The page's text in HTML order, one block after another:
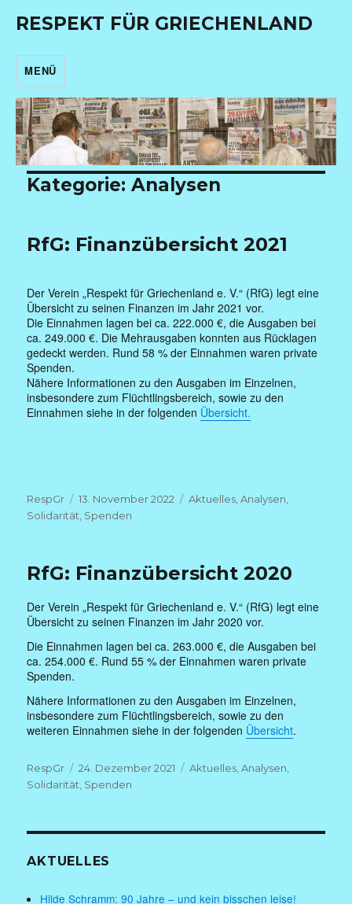
RESPEKT FÜR GRIECHENLAND
MENÜ
Kategorie:Analysen
RfG: Finanzübersicht 2021
Der Verein „Respekt für Griechenland e. V.“ (RfG) legt eine
Übersicht zu seinen Finanzen im Jahr 2021 vor.
Die Einnahmen lagen bei ca. 222.000 €, die Ausgaben bei
ca. 249.000 €. Die Mehrausgaben konnten aus Rücklagen
gedeckt werden. Rund 58 % der Einnahmen waren private
Spenden.
Nähere Informationen zu den Ausgaben im Einzelnen,
insbesondere zum Flüchtlingsbereich, sowie zu den
Einnahmen siehe in der folgenden Übersicht.
Autor
RespGr
Veröffentlicht
am
13. November 2022 Kategorien
Aktuelles,Analysen,
Solidarität, Spenden
RfG: Finanzübersicht 2020
Der Verein „Respekt für Griechenland e. V.“ (RfG) legt eine
Übersicht zu seinen Finanzen im Jahr 2020 vor.
Die Einnahmen lagen bei ca. 263.000 €, die Ausgaben bei
ca. 254.000 €. Rund 55 % der Einnahmen waren private
Spenden.
Nähere Informationen zu den Ausgaben im Einzelnen,
insbesondere zum Flüchtlingsbereich, sowie zu den
weiteren Einnahmen siehe in der folgenden Übersicht.
Autor
RespGr
Veröffentlicht
am
24. Dezember 2021 Kategorien
Aktuelles ,Analysen
Solidarität Spenden
AKTUELLES
Hilde Schramm: 90 Jahre – und kein bisschen leise!